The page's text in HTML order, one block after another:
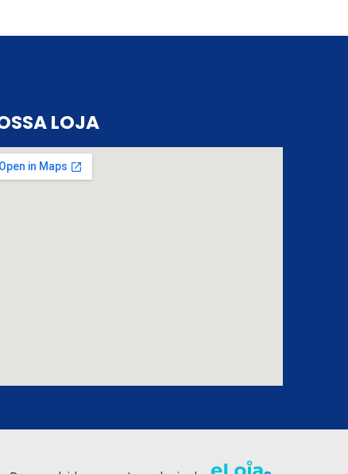
LOJA